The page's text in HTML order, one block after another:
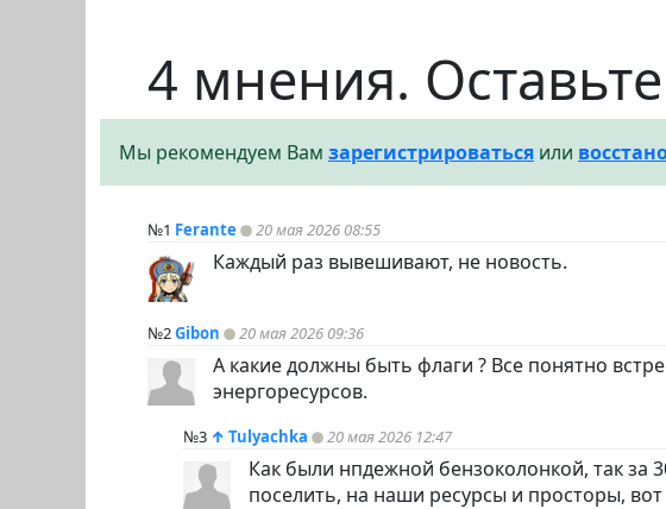
4 мнения.
Мы рекомендуем Вам зарегистрироваться или
№1 Ferante 20 мая 2026 08:55
Каждый раз вывешивают, не новость.
№2Gibon 20 мая 2026 09:36
А какие должны быть флаги ? Все понятно
энергоресурсов.
№3 ↑ Tulyachka 20 мая 2026 12:47
Как были нпдежной бензоколонкой, так за
поселить, на наши ресурсы и просторы,